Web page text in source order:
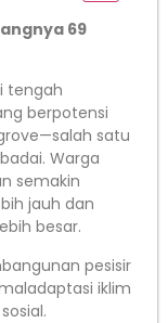
69
tengah
berpotensi
satu
Warga
semakin
jauh dan
besar.
pesisir
iklim